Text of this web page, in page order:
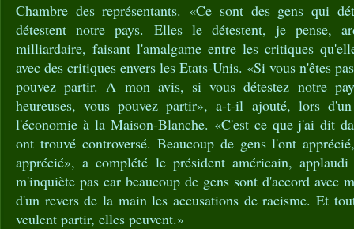
Chambre des représentants. «Ce sont des gens qui
détestent notre pays. Elles le détestent, je pense,
milliardaire, faisant l'amalgame entre les critiques
avec des critiques envers les Etats-Unis. «Si vous n'êtes
pouvez partir. A mon avis, si vous détestez notre
heureuses, vous pouvez partir», a-t-il ajouté, lors
l'économie à la Maison-Blanche. «C'est ce que j'ai dit
ont trouvé controversé. Beaucoup de gens l'ont
apprécié», a complété le président américain,
m'inquiète pas car beaucoup de gens sont d'accord avec
d'un revers de la main les accusations de racisme. Et
veulent partir, elles peuvent.»